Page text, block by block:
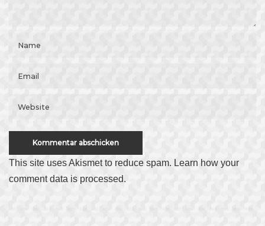
This site uses Akismet to reduce spam. Learn how your
comment data is processed.